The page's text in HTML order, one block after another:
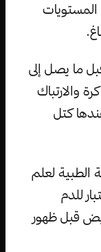
المستويات
ما يصل إلى
والارتباك
كتل
الطبية لعلم
للدم
قبل ظهور